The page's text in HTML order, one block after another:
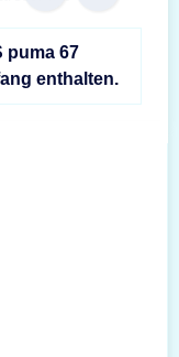
puma 67
enthalten.